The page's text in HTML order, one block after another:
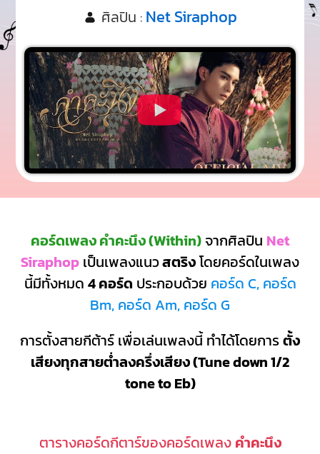
ศิลปิน : Net Siraphop
คอร์ดเพลง คำคะนึง (Within) จากศิลปิน Net
Siraphop เป็นเพลงแนวสตริงโดยคอร์ดในเพลง
นี้มีทั้งหมด 4 คอร์ด ประกอบด้วย คอร์ด C, คอร์ด
Bm, คอร์ด Am, คอร์ด G
การตั้งสายกีต้าร์ เพื่อเล่นเพลงนี้ ทำได้โดยการตั้ง
เสียงทุกสายต่ำลงครึ่งเสียง (Tune down 1/2
tone to Eb)
ตารางคอร์ดกีตาร์ของคอร์ดเพลง คำคะนึง